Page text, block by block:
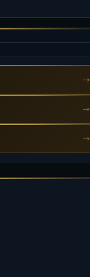
→
→
→